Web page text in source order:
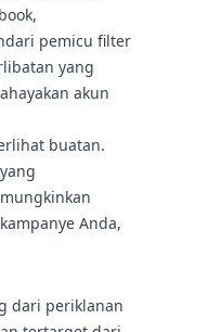
pemicu filter
yang
akun
buatan.
Anda,
dari periklanan